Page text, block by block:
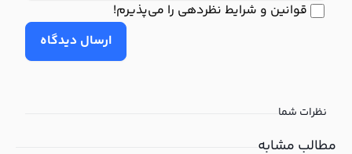
قوانین و شرایط نظردهی را می‌پذیرم!
ارسال دیدگاه
نظرات شما
مطالب مشابه